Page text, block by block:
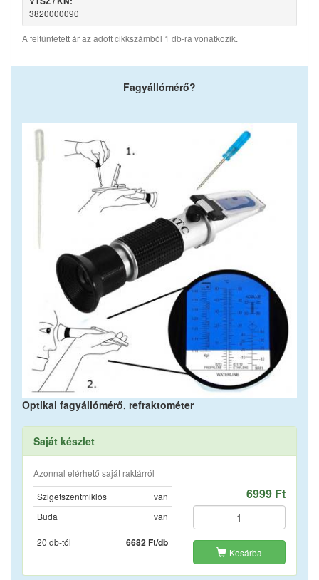
3820000090
A feltüntetett ár az adott cikkszámból 1 db-ra vonatkozik.
Fagyállómérő?
Optikai fagyállómérő, refraktométer
Saját készlet
Azonnal elérhető saját raktárról
Szigetszentmiklós
van
Buda
van
20 db-tól 6682 Ft/db
6999 Ft
Kosárba